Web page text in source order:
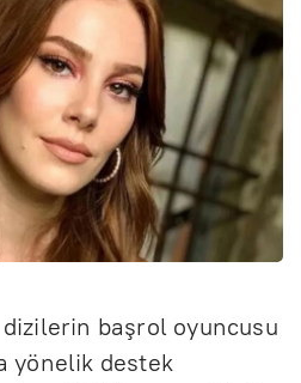
başrol oyuncusu
yönelik destek